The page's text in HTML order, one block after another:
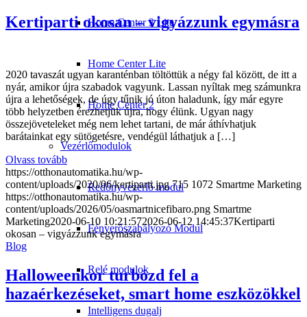
Home Center 3 Lite
Home Center Lite
Home Center 2
Vezérlőmodulok
Redőnyvezérlő modul
Fényerőszabályozó Modul
Relé modulok
Intelligens dugalj
Kertiparti okosan – vigyázzunk egymásra
2020 tavaszát ugyan karanténban töltöttük a négy fal között, de itt a
nyár, amikor újra szabadok vagyunk. Lassan nyíltak meg számunkra
újra a lehetőségek, de úgy tűnik jó úton haladunk, így már egyre
több helyzetben érezhetjük újra, hogy élünk. Ugyan nagy
összejöveteleket még nem lehet tartani, de már áthívhatjuk
barátainkat egy sütögetésre, vendégül láthatjuk a […]
Olvass tovább
https://otthonautomatika.hu/wp-
content/uploads/2020/06/kertiparti.jpg 715 1072 Smartme Marketing
https://otthonautomatika.hu/wp-
content/uploads/2026/05/oasmartnicefibaro.png Smartme
Marketing2020-06-10 10:21:572026-06-12 14:45:37Kertiparti
okosan – vigyázzunk egymásra
Blog
Halloweenkor turbózd fel a
hazaérkezéseket, smart home eszközökkel